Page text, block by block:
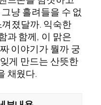
냥 흘려들을 수 없
졌달까. 익숙한
과 함께, 이 맑은
이야기가 뭘까 궁
게 만드는 산뜻한
채웠다.